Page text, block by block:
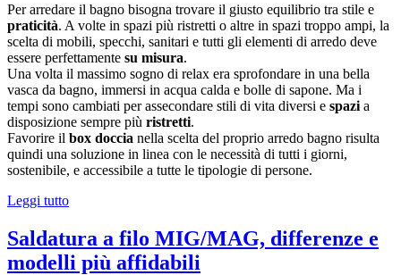
Per arredare il bagno bisogna trovare il giusto equilibrio tra stile e
praticità. A volte in spazi più ristretti o altre in spazi troppo ampi, la
scelta di mobili, specchi, sanitari e tutti gli elementi di arredo deve
essere perfettamente su misura.
Una volta il massimo sogno di relax era sprofondare in una bella
vasca da bagno, immersi in acqua calda e bolle di sapone. Ma i
tempi sono cambiati per assecondare stili di vita diversi e spazi a
disposizione sempre più ristretti.
Favorire il box doccia nella scelta del proprio arredo bagno risulta
quindi una soluzione in linea con le necessità di tutti i giorni,
sostenibile, e accessibile a tutte le tipologie di persone.
Leggi tutto
Saldatura a filo MIG/MAG, differenze e
modelli più affidabili